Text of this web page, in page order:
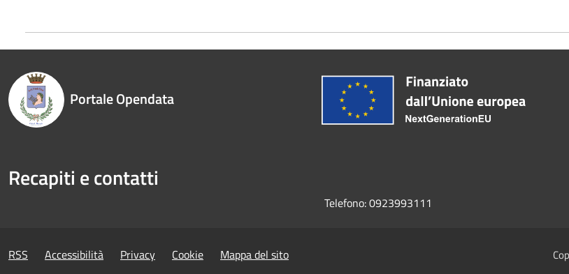
Portale Opendata
Recapiti e contatti
Telefono:0923993111
RSS Accessibilità Privacy Cookie Mappa del sito